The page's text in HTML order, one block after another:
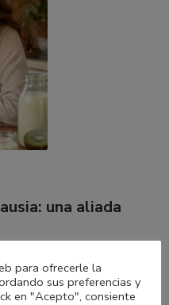
una aliada
en la menopausia y
tu digestión, energía
para ofrecerle la
sus preferencias y
en "Acepto", consiente